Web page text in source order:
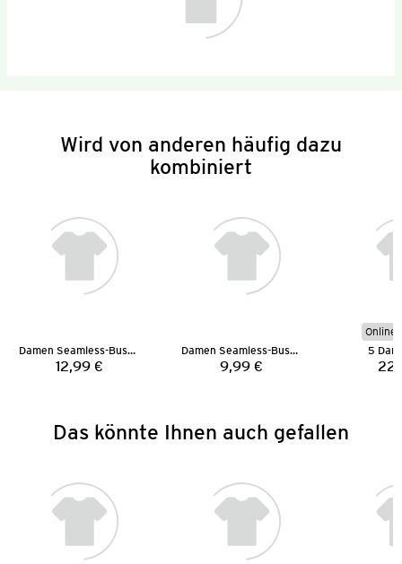
Wird von anderen häufig dazu
kombiniert
Damen Seamless-Bustier
Preis:
12,99 €
Damen Seamless-Bustier
Preis:
9,99 €
Online
5
Das könnte Ihnen auch gefallen